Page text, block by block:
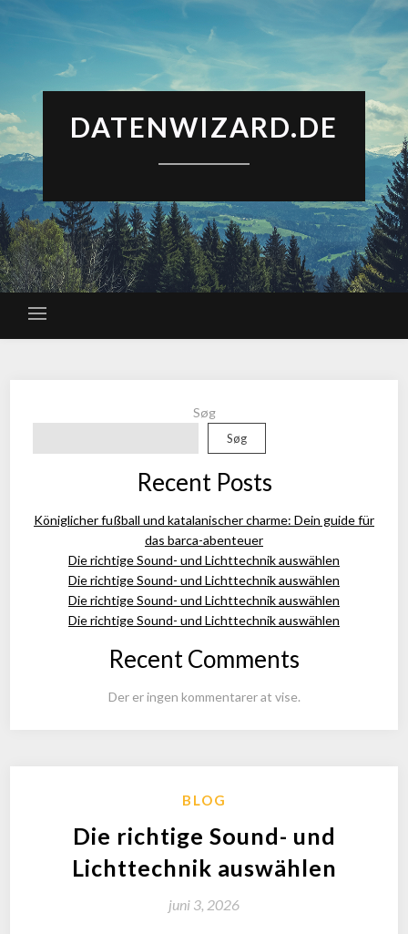
DATENWIZARD.DE
Søg
Søg
Recent Posts
Königlicher fußball und katalanischer charme: Dein guide für
das barca-abenteuer
Die richtige Sound- und Lichttechnik auswählen
Die richtige Sound- und Lichttechnik auswählen
Die richtige Sound- und Lichttechnik auswählen
Die richtige Sound- und Lichttechnik auswählen
Recent Comments
Der er ingen kommentarer at vise.
BLOG
Die richtige Sound- und
Lichttechnik auswählen
juni 3, 2026